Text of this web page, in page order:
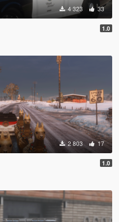
4 323 33
1.0
2 803 17
1.0